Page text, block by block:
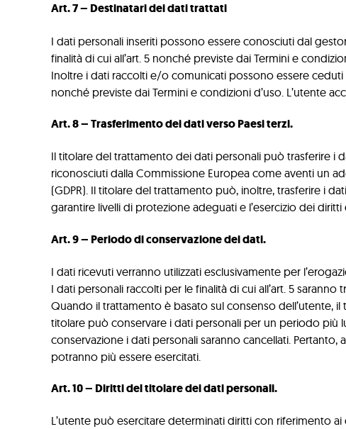
Art. 7 – Destinatari dei dati trattati
I dati personali inseriti possono essere conosciuti dal
finalità di cui all’art. 5 nonché previste dai Termini e
Inoltre i dati raccolti e/o comunicati possono essere ceduti
nonché previste dai Termini e condizioni d’uso. L’utente
Art. 8 – Trasferimento dei dati verso Paesi terzi.
Il titolare del trattamento dei dati personali può trasferire i
riconosciuti dalla Commissione Europea come aventi un
(GDPR). Il titolare del trattamento può, inoltre, trasferire i
garantire livelli di protezione adeguati e l’esercizio dei diritti
Art. 9 – Periodo di conservazione dei dati.
I dati ricevuti verranno utilizzati esclusivamente per
I dati personali raccolti per le finalità di cui all’art. 5
Quando il trattamento è basato sul consenso dell’utente,
titolare può conservare i dati personali per un periodo
conservazione i dati personali saranno cancellati.
potranno più essere esercitati.
Art. 10 – Diritti del titolare dei dati personali.
L’utente può esercitare determinati diritti con riferimento